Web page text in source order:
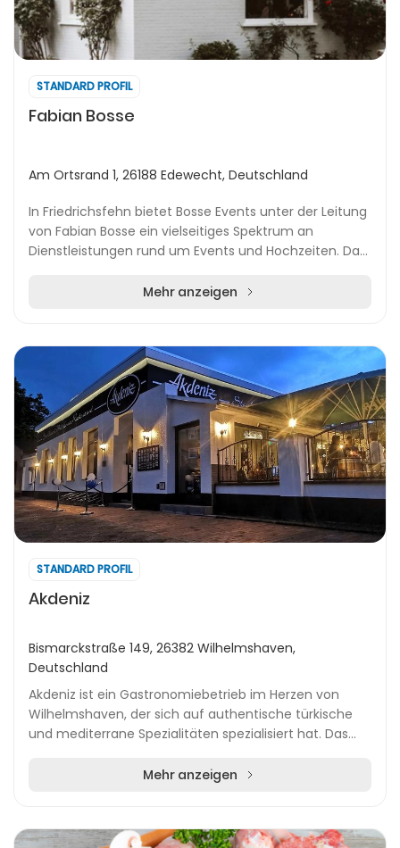
STANDARD PROFIL
Fabian Bosse
Am Ortsrand 1, 26188 Edewecht, Deutschland
In Friedrichsfehn bietet Bosse Events unter der Leitung
von Fabian Bosse ein vielseitiges Spektrum an
Dienstleistungen rund um Events und Hochzeiten. Das
Mehr anzeigen
STANDARD PROFIL
Akdeniz
Bismarckstraße 149, 26382 Wilhelmshaven,
Deutschland
Akdeniz ist ein Gastronomiebetrieb im Herzen von
Wilhelmshaven, der sich auf authentische türkische
und mediterrane Spezialitäten spezialisiert hat. Das
Mehr anzeigen